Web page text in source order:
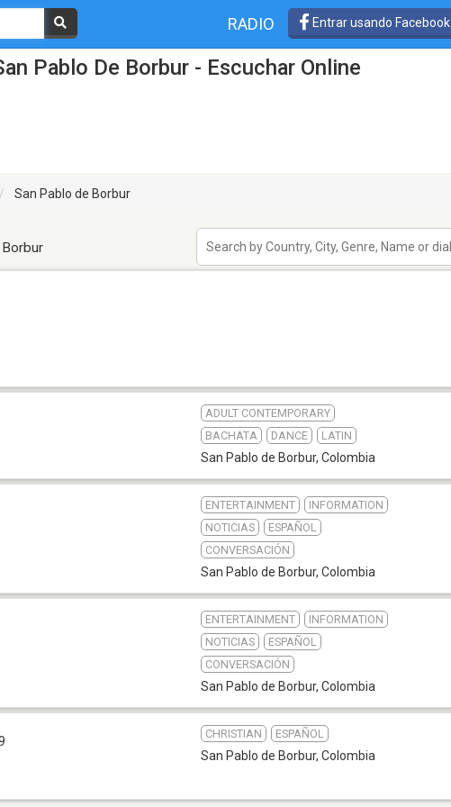
RADIO Entrar usando Facebook
Pablo De Borbur - Escuchar Online
San Pablo de Borbur
ADULT CONTEMPORARY
BACHATA
DANCE LATIN
San Pablo de Borbur, Colombia
ENTERTAINMENT
INFORMATION
NOTICIAS
ESPAÑOL
CONVERSACIÓN
San Pablo de Borbur, Colombia
ENTERTAINMENT
INFORMATION
NOTICIAS
ESPAÑOL
CONVERSACIÓN
San Pablo de Borbur, Colombia
CHRISTIAN ESPAÑOL
San Pablo de Borbur, Colombia